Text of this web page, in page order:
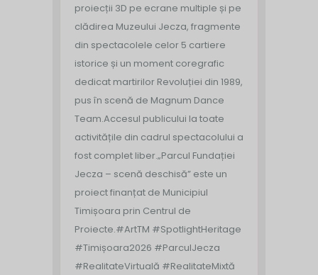
proiecții 3D pe ecrane multiple și pe
clădirea Muzeului Jecza, fragmente
din spectacolele celor 5 cartiere
istorice și un moment coregrafic
dedicat martirilor Revoluției din 1989,
pus în scenă de Magnum Dance
Team.Accesul publicului la toate
activitățile din cadrul spectacolului a
fost complet liber.„Parcul Fundației
Jecza – scenă deschisă” este un
proiect finanțat de Municipiul
Timișoara prin Centrul de
Proiecte.#ArtTM #SpotlightHeritage
#Timișoara2026 #ParculJecza
#RealitateVirtuală #RealitateMixtă